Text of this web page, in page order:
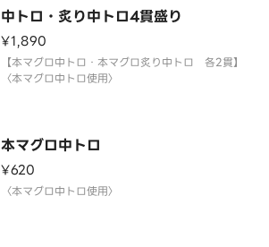
中トロ・炙り中トロ4貫盛り
¥1,890
【本マグロ中トロ・本マグロ炙り中トロ 各2貫】
〈本マグロ中トロ使用〉
本マグロ中トロ
¥620
〈本マグロ中トロ使用〉